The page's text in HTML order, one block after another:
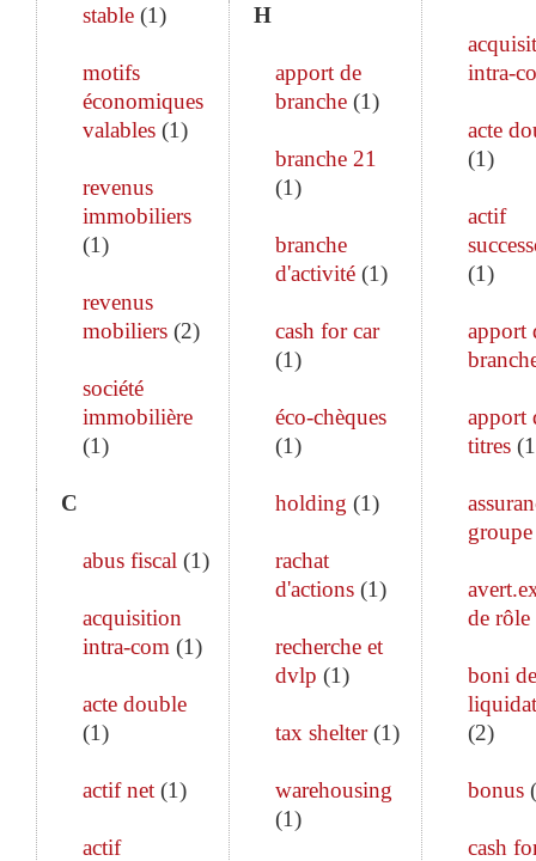
stable (1)
motifs
économiques
valables (1)
revenus
immobiliers
(1)
revenus
mobiliers (2)
société
immobilière
(1)
C
abus fiscal (1)
acquisition
intra-com (1)
acte double
(1)
actif net (1)
actif
H
apport de
branche(1)
branche 21
(1)
branche
d'activité(1)
cash for car
(1)
éco-chèques
(1)
holding (1)
rachat
d'actions(1)
recherche et
dvlp (1)
tax shelter(1)
warehousing
(1)
intra-
acte
(1)
actif
(1)
apport
apport
titres(1
groupe
de rôle
boni de
(2)
bonus(
cash